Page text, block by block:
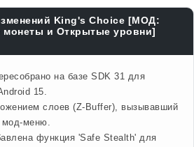
King's Choice [МОД:
и Открытые уровни]
на базе SDK 31 для
15.
слоев (Z-Buffer), вызывавший
мод-меню.
функция 'Safe Stealth' для